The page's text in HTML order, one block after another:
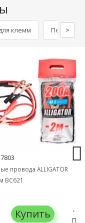
клемм Перчатки
>
провода ALLIGATOR
BC621
Купить